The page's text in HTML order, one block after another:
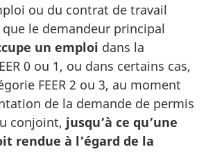
ou du contrat de travail
le demandeur principal
un emploi dans la
0 ou 1, ou dans certains cas,
FEER 2 ou 3, au moment
de la demande de permis
conjoint, jusqu’à ce qu’une
rendue à l’égard de la